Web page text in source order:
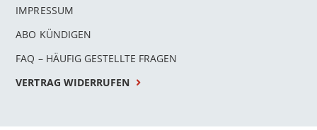
IMPRESSUM
ABO KÜNDIGEN
FAQ – HÄUFIG GESTELLTE FRAGEN
VERTRAG WIDERRUFEN